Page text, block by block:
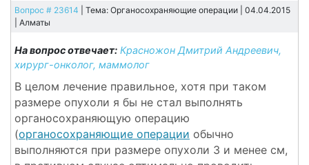
Вопрос # 23614 | Тема: Органосохраняющие операции | 04.04.2015
Алматы
На вопрос отвечает: Красножон Дмитрий Андреевич,
хирург-онколог, маммолог
В целом лечение правильное, хотя при таком
размере опухоли я бы не стал выполнять
органосохраняющую операцию
(органосохраняющие операции обычно
выполняются при размере опухоли 3 и менее см,